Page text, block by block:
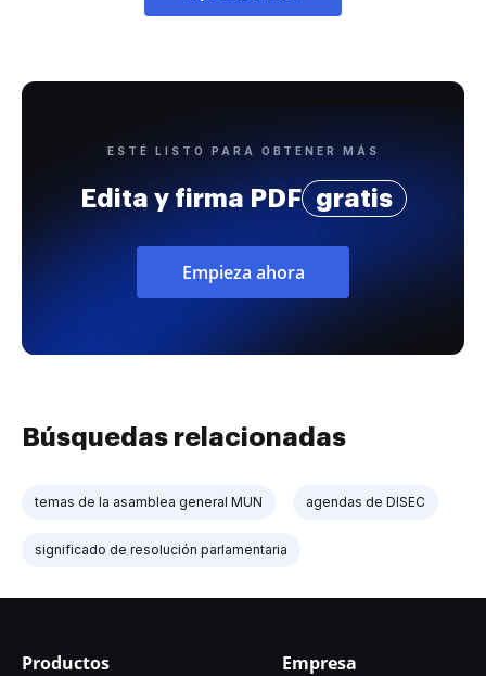
ESTÉ LISTO PARA OBTENER MÁS
Edita y firma PDF gratis
Empieza ahora
Búsquedas relacionadas
temas de la asamblea general MUN agendas de DISEC
significado de resolución parlamentaria
Productos Empresa